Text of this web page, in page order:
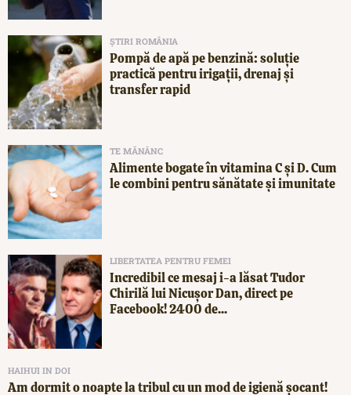
ȘTIRI ROMÂNIA
Pompă de apă pe benzină: soluție
practică pentru irigații, drenaj și
transfer rapid
TE MĂNÂNC
Alimente bogate în vitamina C și D. Cum
le combini pentru sănătate și imunitate
LIBERTATEA PENTRU FEMEI
Incredibil ce mesaj i-a lăsat Tudor
Chirilă lui Nicușor Dan, direct pe
Facebook! 2400 de...
HAIHUI IN DOI
Am dormit o noapte la tribul cu un mod de igienă șocant!